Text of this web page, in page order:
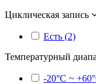
Циклическая запись
Есть (2)
Температурный
-20°С ~